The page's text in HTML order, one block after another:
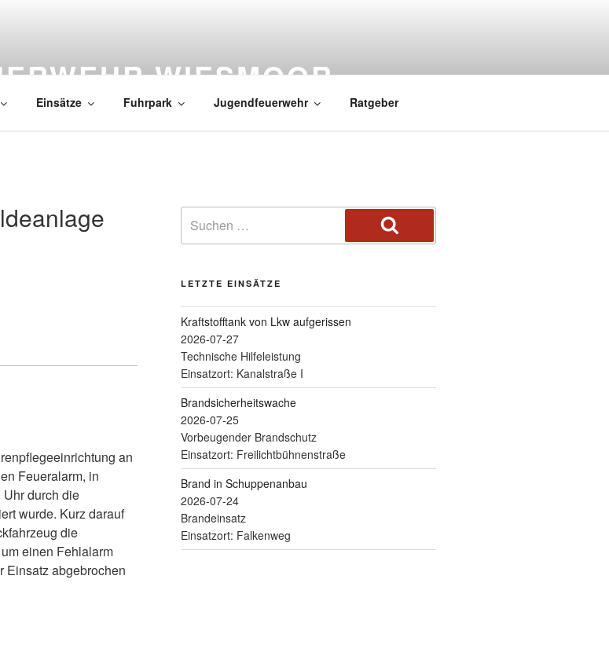
WIESMOOR
Einsätze Fuhrpark Jugendfeuerwehr Ratgeber
an
Feueralarm, in
durch die
wurde. Kurz darauf
die
einen Fehlalarm
Einsatz abgebrochen
(jmb)
LETZTE EINSÄTZE
Kraftstofftank von Lkw aufgerissen
2026-07-27
Technische Hilfeleistung
Einsatzort: Kanalstraße I
Brandsicherheitswache
2026-07-25
Vorbeugender Brandschutz
Einsatzort: Freilichtbühnenstraße
Brand in Schuppenanbau
2026-07-24
Brandeinsatz
Einsatzort: Falkenweg